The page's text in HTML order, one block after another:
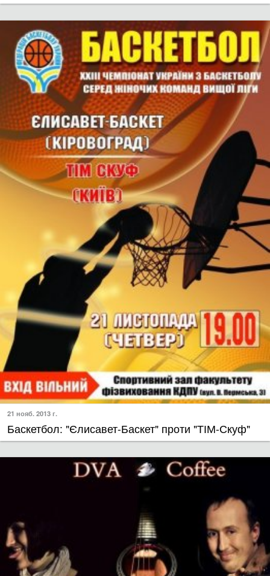
21 нояб. 2013 г.
Баскетбол: "Єлисавет-Баскет" проти "ТІМ-Скуф"